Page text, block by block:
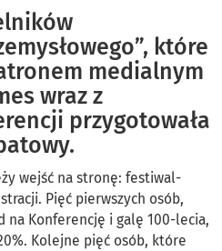
które
medialnym
wraz z
przygotowała
wejść na stronę: festiwal-
Pięć pierwszych osób,
na Konferencję i galę 100-lecia,
Kolejne pięć osób, które